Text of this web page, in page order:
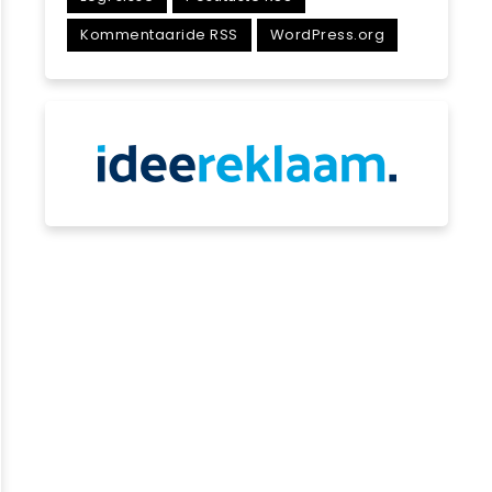
Kommentaaride RSS
WordPress.org